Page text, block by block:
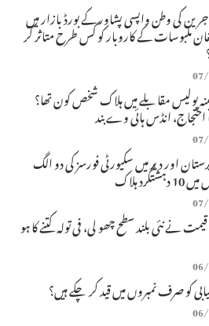
کی وطن واپسی پشاور کے بورڈ بازار میں
ملبوسات کے کاروبار کو کس طرح متاثر کر
پولیس مقابلے میں ہلاک شخص کون تھا؟
احتجاج، انڈس ہائی وے بند
اور دیر میں سکیورٹی فورسز کی دو الگ
ہلاک
نے نئی بلند سطح چھو لی، فی تولہ کتنے کا ہو
کو صرف نمبروں میں قید کر چکے ہیں؟